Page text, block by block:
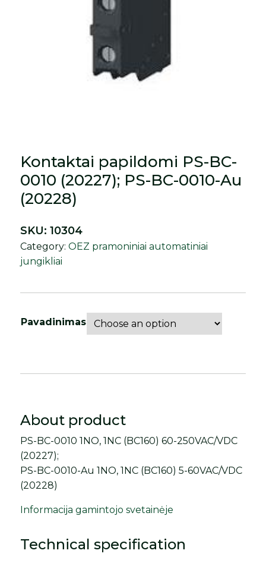
Kontaktai papildomi PS-BC-
0010 (20227); PS-BC-0010-Au
(20228)
Pavadinimas
SKU:10304
Category:OEZ pramoniniai automatiniai
jungikliai
About product
PS-BC-0010 1NO, 1NC (BC160) 60-250VAC/VDC
(20227);
PS-BC-0010-Au 1NO, 1NC (BC160) 5-60VAC/VDC
(20228)
Informacija gamintojo svetainėje
Technical specification